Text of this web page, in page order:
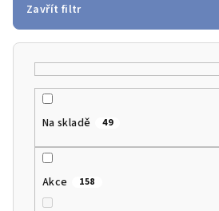
r
o
Zavřít filtr
Na skladě 49
Akce 158